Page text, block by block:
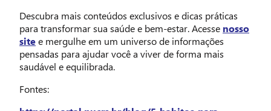
Descubra mais conteúdos exclusivos e dicas práticas
para transformar sua saúde e bem-estar. Acesse nosso
sitee mergulhe em um universo de informações
pensadas para ajudar você a viver de forma mais
saudável e equilibrada.
Fontes: